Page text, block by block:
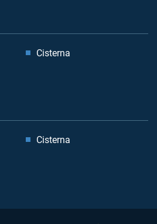
Cisterna
Cisterna